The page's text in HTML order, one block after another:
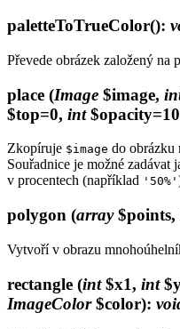
paletteToTrueColor():
Převede obrázek založený na
place (Image $image,
$top=0, int
Zkopíruje $image do obrázku
Souřadnice je možné zadávat
v procentech (například '50%'
polygon (array$points,
Vytvoří v obrazu
rectangle (int$x1, int
ImageColor$color):